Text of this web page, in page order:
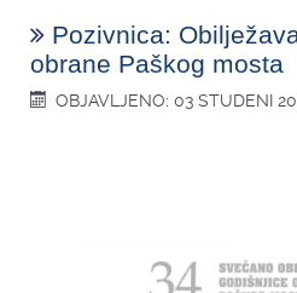
Pozivnica:
obrane Paškog mosta
OBJAVLJENO: 03 STUDENI